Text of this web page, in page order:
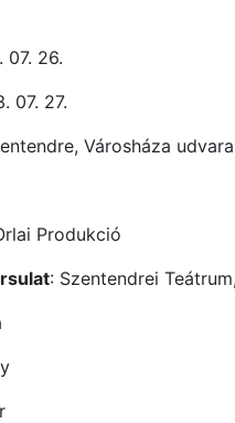
07. 26.
07. 27.
Városháza udvara
Produkció
: Szentendrei